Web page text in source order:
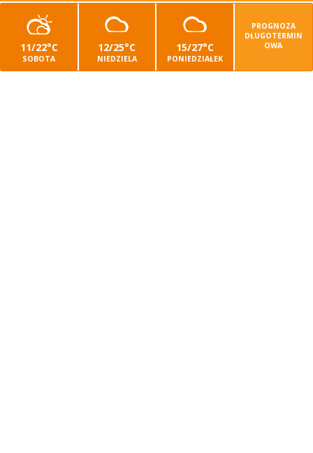
11/22°C
SOBOTA
12/25°C
NIEDZIELA
15/27°C
PONIEDZIAŁEK
PROGNOZA
DŁUGOTERMIN
OWA